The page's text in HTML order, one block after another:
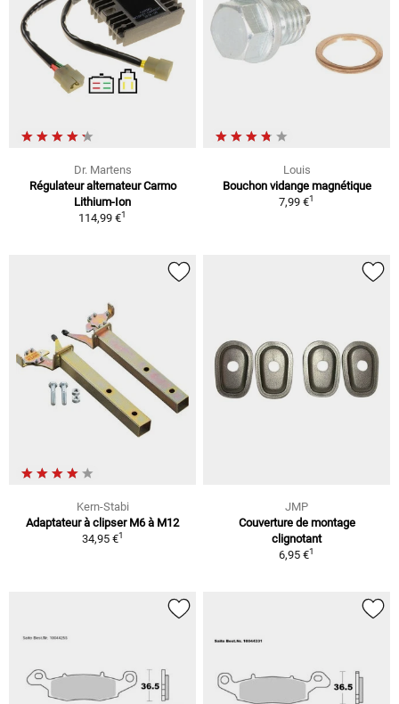
Dr. Martens
Régulateur alternateur Carmo
Lithium-Ion
114,99 €1
Louis
Bouchon vidange magnétique
7,99 €1
Kern-Stabi
Adaptateur à clipser M6 à M12
34,95 €1
JMP
Couverture de montage
clignotant
6,95 €1